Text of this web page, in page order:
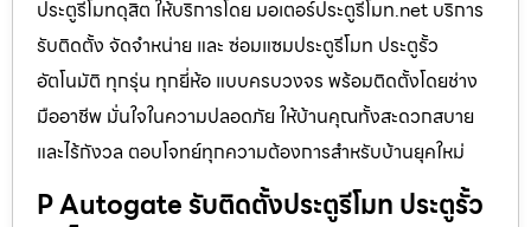
ประตูรีโมทดุสิต ให้บริการโดย มอเตอร์ประตูรีโมท.net บริการ
รับติดตั้ง จัดจำหน่าย และ ซ่อมแซมประตูรีโมท ประตูรั้ว
อัตโนมัติ ทุกรุ่น ทุกยี่ห้อ แบบครบวงจร พร้อมติดตั้งโดยช่าง
มืออาชีพ มั่นใจในความปลอดภัย ให้บ้านคุณทั้งสะดวกสบาย
และไร้กังวล ตอบโจทย์ทุกความต้องการสำหรับบ้านยุคใหม่
P Autogate รับติดตั้งประตูรีโมท ประตูรั้ว